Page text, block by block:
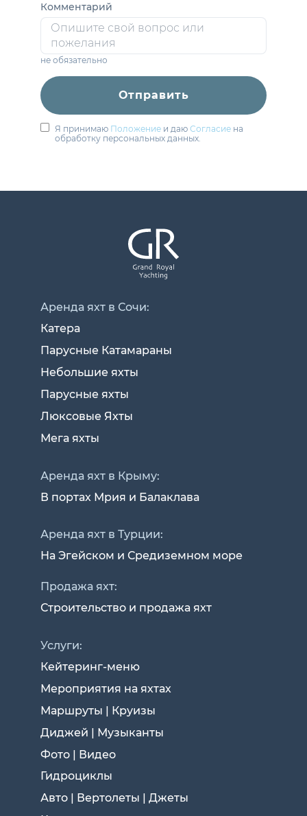
Комментарий
не обязательно
Отправить
Я принимаю Положение и даю Согласие на
обработку персональных данных.
Аренда яхт в Сочи:
Катера
Парусные Катамараны
Небольшие яхты
Парусные яхты
Люксовые Яхты
Мега яхты
Аренда яхт в Крыму:
В портах Мрия и Балаклава
Аренда яхт в Турции:
На Эгейском и Средиземном море
Продажа яхт:
Строительство и продажа яхт
Услуги:
Кейтеринг-меню
Мероприятия на яхтах
Маршруты | Круизы
Диджей | Музыканты
Фото | Видео
Гидроциклы
Авто | Вертолеты | Джеты